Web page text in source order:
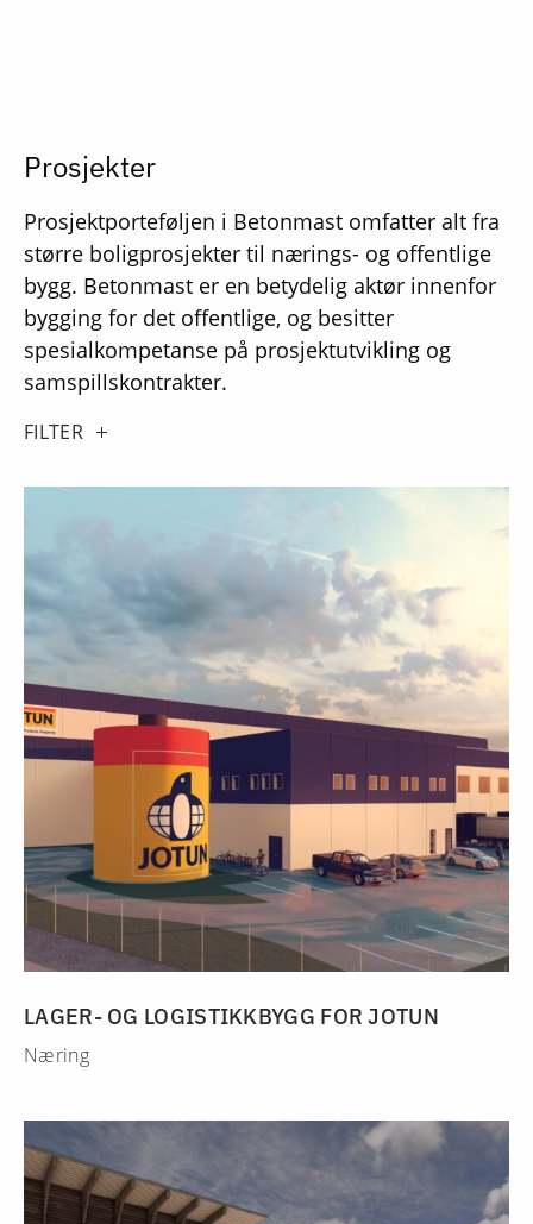
Prosjekter
Prosjektporteføljen i Betonmast omfatter alt fra
større boligprosjekter til nærings- og offentlige
bygg. Betonmast er en betydelig aktør innenfor
bygging for det offentlige, og besitter
spesialkompetanse på prosjektutvikling og
samspillskontrakter.
FILTER
LAGER- OG LOGISTIKKBYGG FOR JOTUN
Næring